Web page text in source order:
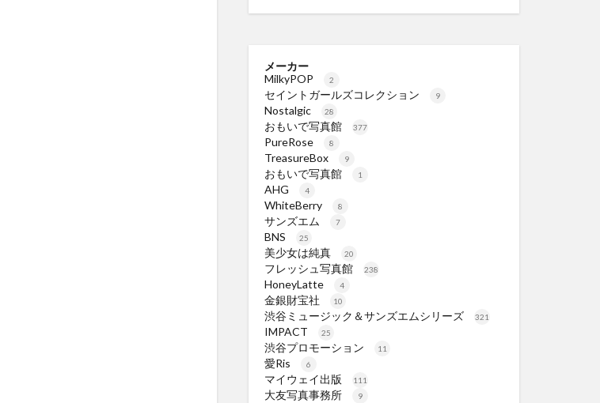
メーカー
MilkyPOP
2
セイントガールズコレクション 9
Nostalgic 28
おもいで写真館 377
PureRose 8
TreasureBox 9
おもいで写真館 1
AHG 4
WhiteBerry 8
サンズエム 7
BNS 25
美少女は純真 20
フレッシュ写真館 238
HoneyLatte 4
金銀財宝社 10
渋谷ミュージック＆サンズエムシリーズ 321
IMPACT 25
渋谷プロモーション 11
愛Ris 6
マイウェイ出版 111
大友写真事務所 9